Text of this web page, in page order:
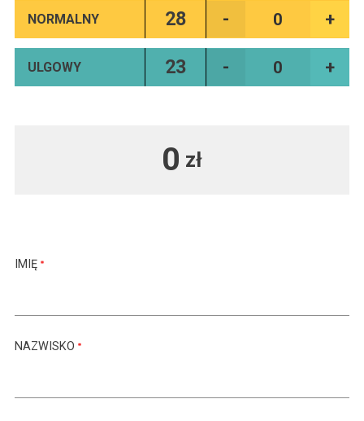
NORMALNY 28
ULGOWY 23
0 zł
IMIĘ
NAZWISKO